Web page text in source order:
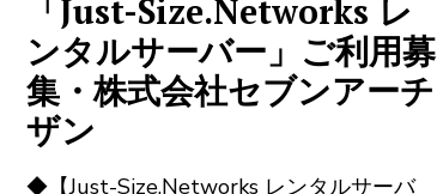
「Just-Size.Networks レ
ンタルサーバー」ご利用募
集・株式会社セブンアーチ
ザン
◆【Just-Size.Networks レンタルサーバ